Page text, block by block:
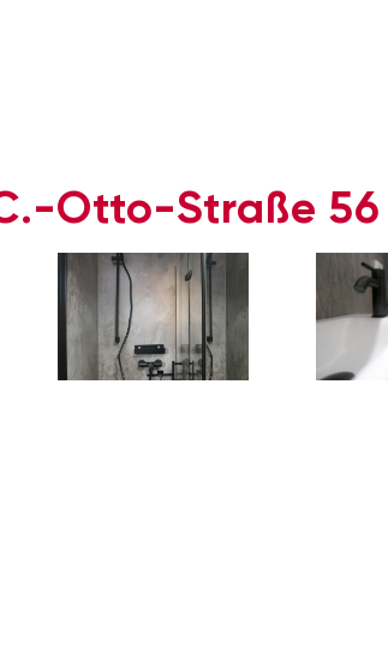
Otto-Straße 56